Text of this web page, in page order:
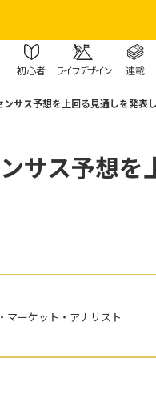
初心者 ライフデザイン 連載
ンサス予想を上回る見通しを発表
サス予想を
マーケット・アナリスト